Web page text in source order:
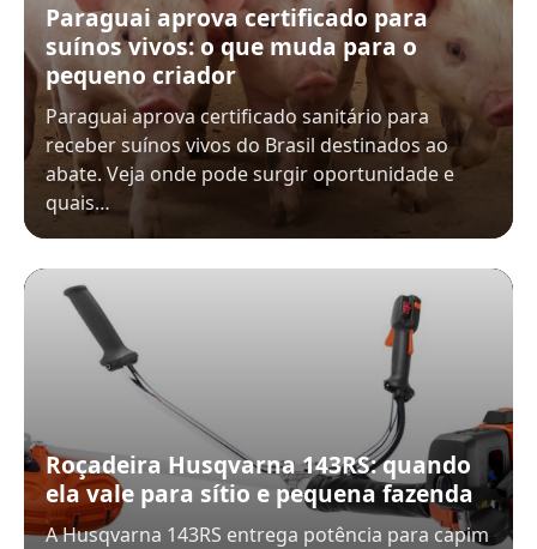
Paraguai aprova certificado para
suínos vivos: o que muda para o
pequeno criador
Paraguai aprova certificado sanitário para
receber suínos vivos do Brasil destinados ao
abate. Veja onde pode surgir oportunidade e
quais…
Roçadeira Husqvarna 143RS: quando
ela vale para sítio e pequena fazenda
A Husqvarna 143RS entrega potência para capim